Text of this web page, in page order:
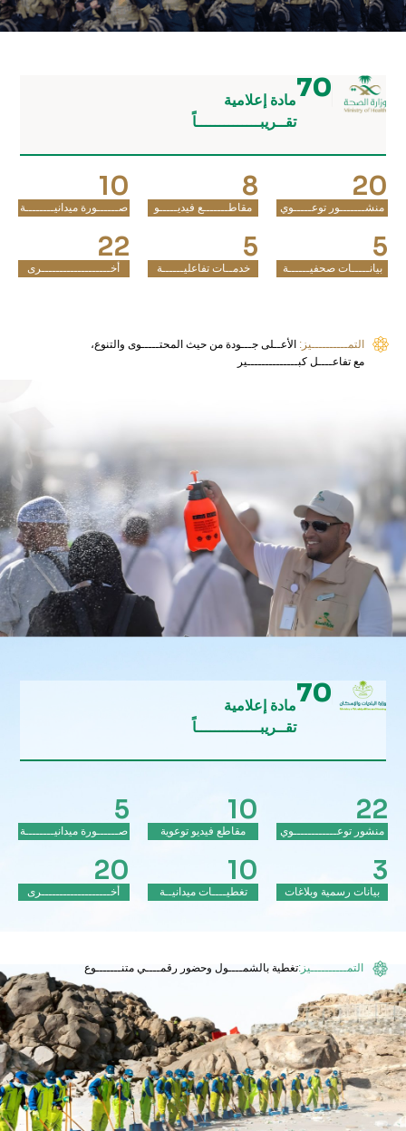
70مادة إعلامية
تقــريبــــــــــــــاً
20
منشـــــــور توعـــــوي
8
مقاطـــــــع فيديـــــو
10
صــــــورة ميدانيــــــــة
5
بيانـــــات صحفيــــــة
5
خدمــات تفاعليــــــة
22
أخـــــــــــــــــــرى
التمــــــــــيز: الأعــلى جـــودة من حيث المحتـــــوى والتنوع،
مع تفاعــــل كبــــــــــــــير
70مادة إعلامية
تقــريبــــــــــــــاً
22
منشور توعــــــــــــوي
10
مقاطع فيديو توعوية
5
صــــــورة ميدانيــــــــة
3
بيانات رسمية وبلاغات
10
تغطيــــات ميدانيــة
20
أخـــــــــــــــــــرى
التمــــــــــيز:تغطية بالشمــــول وحضور رقمــــي متنـــــــوع